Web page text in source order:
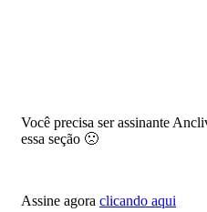
Você precisa ser assinante
essa seção 🙁
Assine agora clicando aqui